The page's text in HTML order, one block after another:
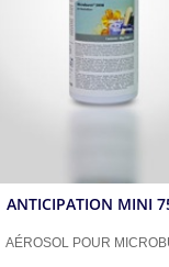
ANTICIPATION MINI
AÉROSOL POUR